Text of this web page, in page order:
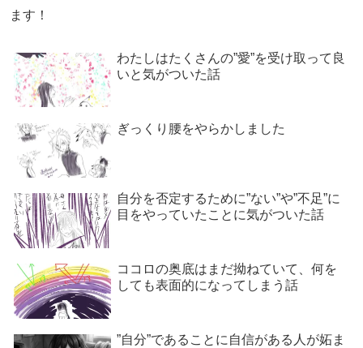
ます！
わたしはたくさんの”愛”を受け取って良
いと気がついた話
ぎっくり腰をやらかしました
自分を否定するために”ない”や”不足”に
目をやっていたことに気がついた話
ココロの奥底はまだ拗ねていて、何を
しても表面的になってしまう話
”自分”であることに自信がある人が妬ま